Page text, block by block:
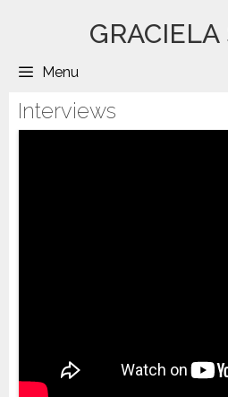
GRACIELA
Menu
Interviews